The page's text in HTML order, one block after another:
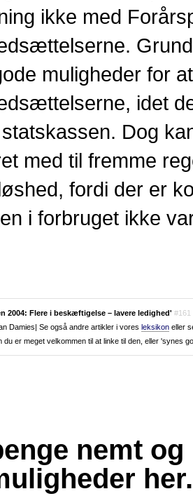
ikke med
muligheder for
idet
Dog
med til fremme
fordi der er
i forbruget ikke
2004: Flere i beskæftigelse – lavere ledighed' #161
Damies| Se også andre artikler i vores leksikoneller
du er meget velkommen til at linke til den, eller 'synes
nemt
her.